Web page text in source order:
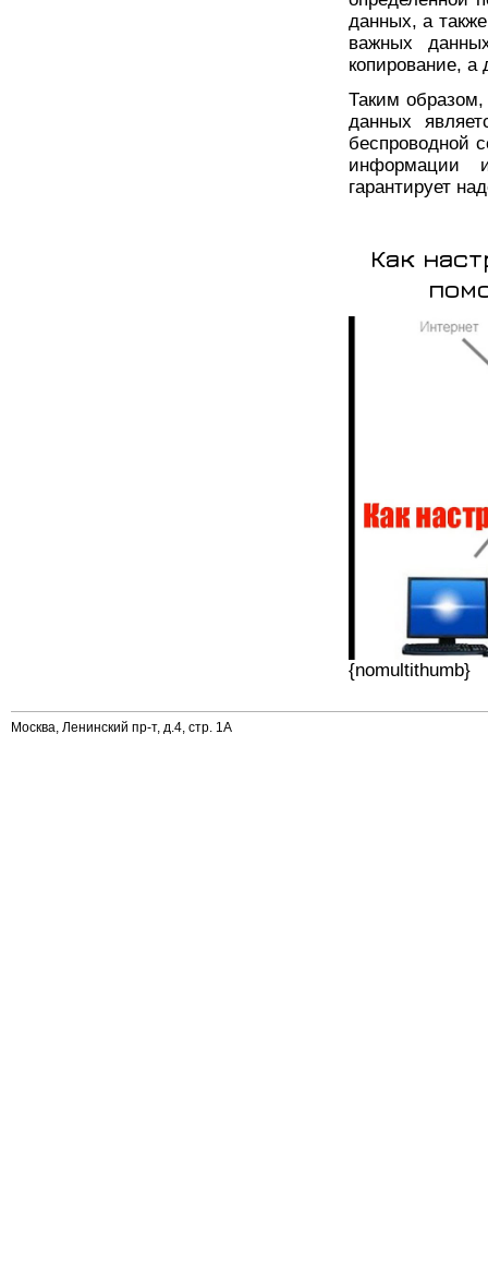
данных, а
важных
копирование,
Таким образом,
данных
беспроводной
информации
гарантирует
Как
{nomultithumb}
Москва, Ленинский пр-т, д.4, стр. 1А